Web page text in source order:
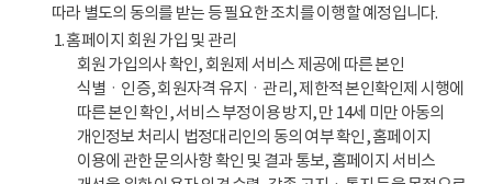
따라 별도의 동의를 받는 등 필요한 조치를 이행할 예정입니다.
1. 홈페이지 회원 가입 및 관리
회원 가입의사 확인, 회원제 서비스 제공에 따른 본인
식별ㆍ인증, 회원자격 유지ㆍ관리, 제한적 본인확인제 시행에
따른 본인 확인, 서비스 부정이용 방지, 만 14세 미만 아동의
개인정보 처리시 법정대리인의 동의 여부 확인, 홈페이지
이용에 관한 문의사항 확인 및 결과 통보, 홈페이지 서비스